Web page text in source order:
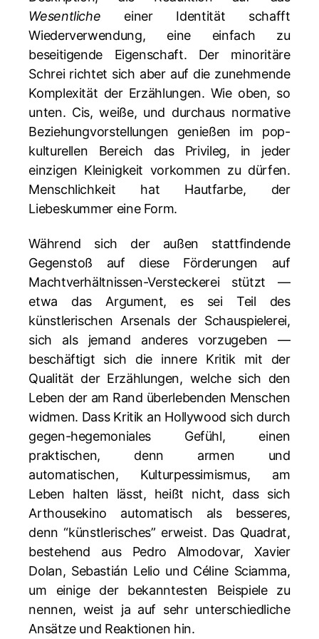
Wesentliche einer Identität schafft
Wiederverwendung, eine einfach zu
beseitigende Eigenschaft. Der minoritäre
Schrei richtet sich aber auf die zunehmende
Komplexität der Erzählungen. Wie oben, so
unten. Cis, weiße, und durchaus normative
Beziehungvorstellungen genießen im pop-
kulturellen Bereich das Privileg, in jeder
einzigen Kleinigkeit vorkommen zu dürfen.
Menschlichkeit hat Hautfarbe, der
Liebeskummer eine Form.
Während sich der außen stattfindende
Gegenstoß auf diese Förderungen auf
Machtverhältnissen-Versteckerei stützt —
etwa das Argument, es sei Teil des
künstlerischen Arsenals der Schauspielerei,
sich als jemand anderes vorzugeben —
beschäftigt sich die innere Kritik mit der
Qualität der Erzählungen, welche sich den
Leben der am Rand überlebenden Menschen
widmen. Dass Kritik an Hollywood sich durch
gegen-hegemoniales Gefühl, einen
praktischen, denn armen und
automatischen, Kulturpessimismus, am
Leben halten lässt, heißt nicht, dass sich
Arthousekino automatisch als besseres,
denn “künstlerisches” erweist. Das Quadrat,
bestehend aus Pedro Almodovar, Xavier
Dolan, Sebastián Lelio und Céline Sciamma,
um einige der bekanntesten Beispiele zu
nennen, weist ja auf sehr unterschiedliche
Ansätze und Reaktionen hin.